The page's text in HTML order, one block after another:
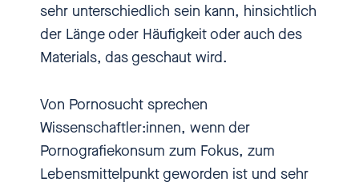
sodass eigentlich dieser Wille,
das zu reduzieren und
aufzuhören, auch steigt und das
[00:00:30.770] - Nadia
Kailouli
sehr unterschiedlich sein kann, hinsichtlich
der Länge oder Häufigkeit oder auch des
Materials, das geschaut wird.
Von Pornosucht sprechen
Wissenschaftler:innen, wenn der
Pornografiekonsum zum Fokus, zum
Lebensmittelpunkt geworden ist und sehr